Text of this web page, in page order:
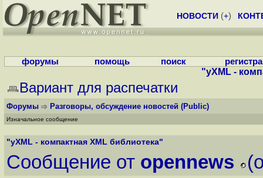
НОВОСТИ (+)
форумы помощь поиск
"yXML -
Вариант для распечатки
Форумы Разговоры, обсуждение новостей (Public)
Изначальное сообщение
"yXML - компактная XML библиотека"
Сообщение от opennews